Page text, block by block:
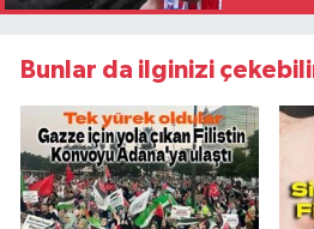
Bunlar da ilginizi